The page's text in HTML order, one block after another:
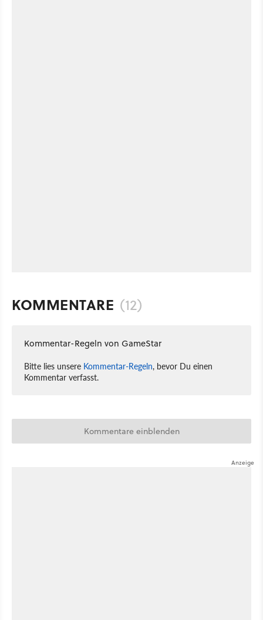
KOMMENTARE (12)
Kommentar-Regeln von GameStar
Bitte lies unsere Kommentar-Regeln, bevor Du einen
Kommentar verfasst.
Kommentare einblenden